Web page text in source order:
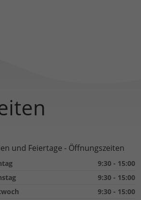
und Feiertage - Öffnungszeiten
9:30 - 15:00
9:30 - 15:00
9:30 - 15:00